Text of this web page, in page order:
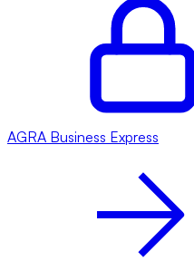
AGRA Business Express